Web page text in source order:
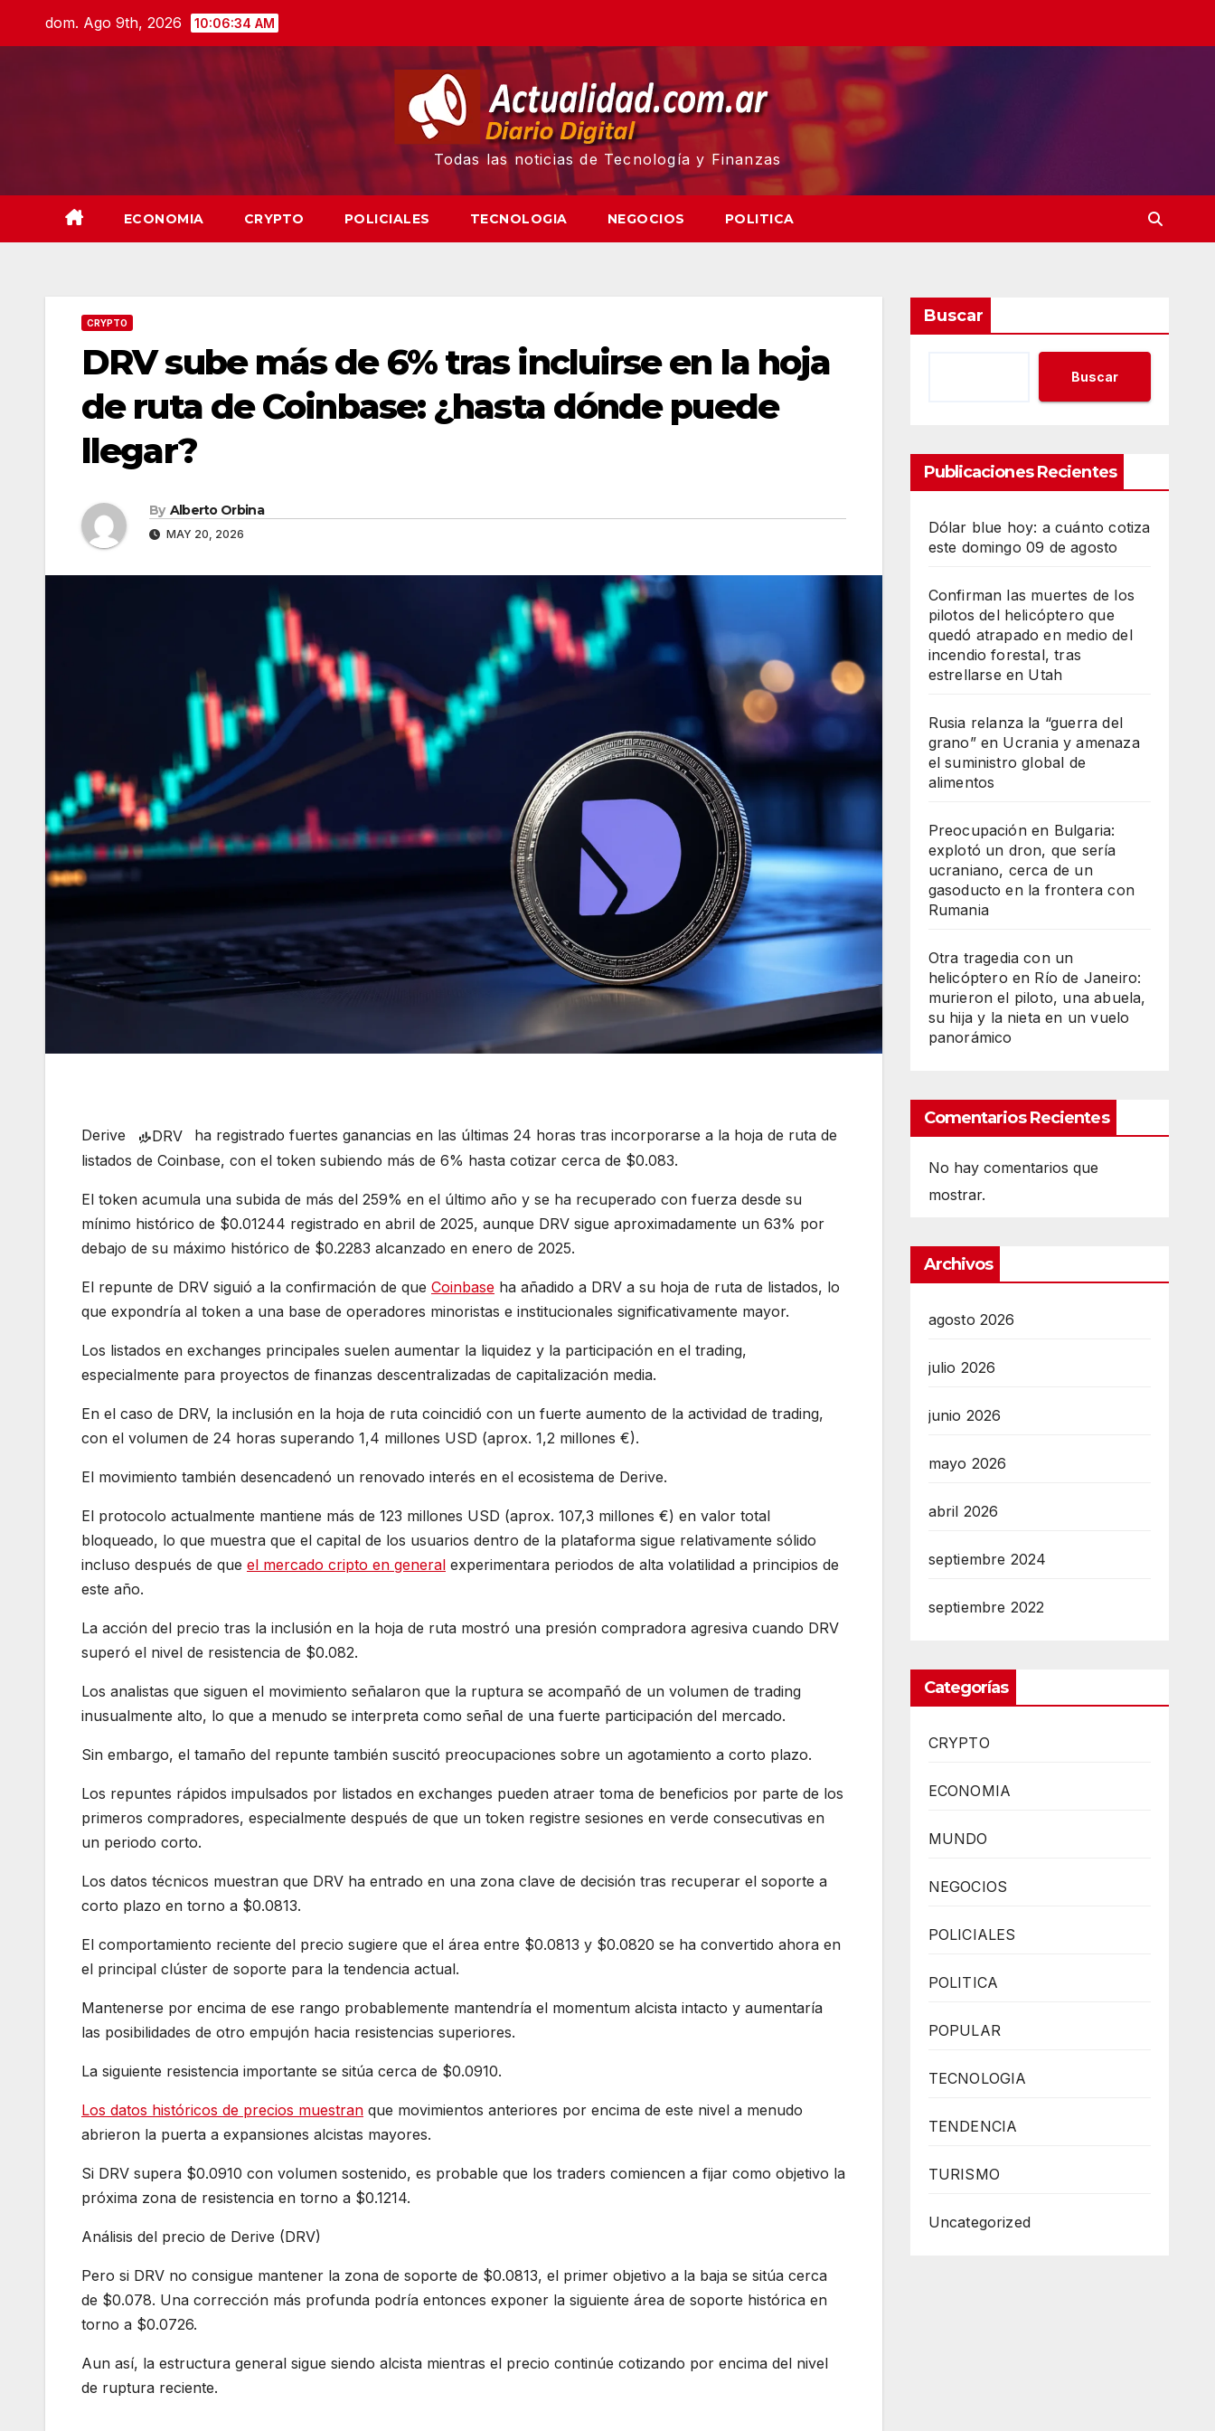
dom. Ago 9th, 2026 10:06:36 AM
Todas las noticias de Tecnología y Finanzas
ECONOMIA CRYPTO POLICIALES TECNOLOGIA NEGOCIOS POLITICA
CRYPTO
DRV sube más de 6% tras incluirse en la hoja
de ruta de Coinbase: ¿hasta dónde puede
llegar?
By Alberto Orbina
MAY 20, 2026
Derive DRV
ha registrado fuertes ganancias en las últimas 24 horas tras incorporarse a la hoja de ruta de
listados de Coinbase, con el token subiendo más de 6% hasta cotizar cerca de $0.083.
El token acumula una subida de más del 259% en el último año y se ha recuperado con fuerza desde su
mínimo histórico de $0.01244 registrado en abril de 2025, aunque DRV sigue aproximadamente un 63% por
debajo de su máximo histórico de $0.2283 alcanzado en enero de 2025.
El repunte de DRV siguió a la confirmación de que Coinbase ha añadido a DRV a su hoja de ruta de listados, lo
que expondría al token a una base de operadores minoristas e institucionales significativamente mayor.
Los listados en exchanges principales suelen aumentar la liquidez y la participación en el trading,
especialmente para proyectos de finanzas descentralizadas de capitalización media.
En el caso de DRV, la inclusión en la hoja de ruta coincidió con un fuerte aumento de la actividad de trading,
con el volumen de 24 horas superando 1,4 millones USD (aprox. 1,2 millones €).
El movimiento también desencadenó un renovado interés en el ecosistema de Derive.
El protocolo actualmente mantiene más de 123 millones USD (aprox. 107,3 millones €) en valor total
bloqueado, lo que muestra que el capital de los usuarios dentro de la plataforma sigue relativamente sólido
incluso después de que el mercado cripto en general experimentara periodos de alta volatilidad a principios de
este año.
La acción del precio tras la inclusión en la hoja de ruta mostró una presión compradora agresiva cuando DRV
superó el nivel de resistencia de $0.082.
Los analistas que siguen el movimiento señalaron que la ruptura se acompañó de un volumen de trading
inusualmente alto, lo que a menudo se interpreta como señal de una fuerte participación del mercado.
Sin embargo, el tamaño del repunte también suscitó preocupaciones sobre un agotamiento a corto plazo.
Los repuntes rápidos impulsados por listados en exchanges pueden atraer toma de beneficios por parte de los
primeros compradores, especialmente después de que un token registre sesiones en verde consecutivas en
un periodo corto.
Los datos técnicos muestran que DRV ha entrado en una zona clave de decisión tras recuperar el soporte a
corto plazo en torno a $0.0813.
El comportamiento reciente del precio sugiere que el área entre $0.0813 y $0.0820 se ha convertido ahora en
el principal clúster de soporte para la tendencia actual.
Mantenerse por encima de ese rango probablemente mantendría el momentum alcista intacto y aumentaría
las posibilidades de otro empujón hacia resistencias superiores.
La siguiente resistencia importante se sitúa cerca de $0.0910.
Los datos históricos de precios muestran que movimientos anteriores por encima de este nivel a menudo
abrieron la puerta a expansiones alcistas mayores.
Si DRV supera $0.0910 con volumen sostenido, es probable que los traders comiencen a fijar como objetivo la
próxima zona de resistencia en torno a $0.1214.
Análisis del precio de Derive (DRV)
Pero si DRV no consigue mantener la zona de soporte de $0.0813, el primer objetivo a la baja se sitúa cerca
de $0.078. Una corrección más profunda podría entonces exponer la siguiente área de soporte histórica en
torno a $0.0726.
Aun así, la estructura general sigue siendo alcista mientras el precio continúe cotizando por encima del nivel
de ruptura reciente.
Buscar
Buscar
Publicaciones Recientes
Dólar blue hoy: a cuánto cotiza
este domingo 09 de agosto
Confirman las muertes de los
pilotos del helicóptero que
quedó atrapado en medio del
incendio forestal, tras
estrellarse en Utah
Rusia relanza la “guerra del
grano” en Ucrania y amenaza
el suministro global de
alimentos
Preocupación en Bulgaria:
explotó un dron, que sería
ucraniano, cerca de un
gasoducto en la frontera con
Rumania
Otra tragedia con un
helicóptero en Río de Janeiro:
murieron el piloto, una abuela,
su hija y la nieta en un vuelo
panorámico
Comentarios Recientes
No hay comentarios que
mostrar.
Archivos
agosto 2026
julio 2026
junio 2026
mayo 2026
abril 2026
septiembre 2024
septiembre 2022
Categorías
CRYPTO
ECONOMIA
MUNDO
NEGOCIOS
POLICIALES
POLITICA
POPULAR
TECNOLOGIA
TENDENCIA
TURISMO
Uncategorized